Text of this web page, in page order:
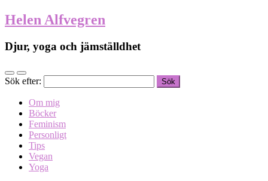
Helen Alfvegren
Djur, yoga och jämställdhet
Sök efter:
Om mig
Böcker
Feminism
Personligt
Tips
Vegan
Yoga